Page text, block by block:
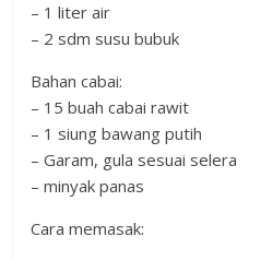
– 1 liter air
– 2 sdm susu bubuk
Bahan cabai:
– 15 buah cabai rawit
– 1 siung bawang putih
– Garam, gula sesuai selera
– minyak panas
Cara memasak: